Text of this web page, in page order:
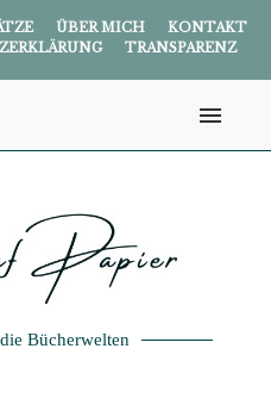
ÜBER MICH
KONTAKT
TRANSPARENZ
Bücherwelten